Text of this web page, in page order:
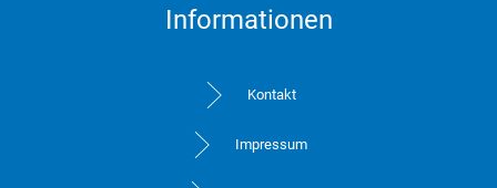
Informationen
Kontakt
Impressum